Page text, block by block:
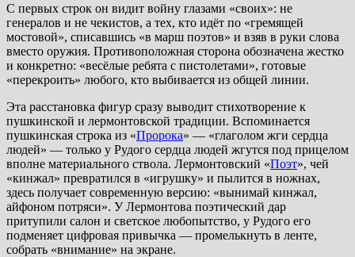
С первых строк он видит войну глазами «своих»: не
генералов и не чекистов, а тех, кто идёт по «гремящей
мостовой», списавшись «в марш поэтов» и взяв в руки слова
вместо оружия. Противоположная сторона обозначена жестко
и конкретно: «весёлые ребята с пистолетами», готовые
«перекроить» любого, кто выбивается из общей линии.
Эта расстановка фигур сразу выводит стихотворение к
пушкинской и лермонтовской традиции. Вспоминается
пушкинская строка из «Пророка» — «глаголом жги сердца
людей» — только у Рудого сердца людей жгутся под прицелом
вполне материального ствола. Лермонтовский «Поэт», чей
«кинжал» превратился в «игрушку» и пылится в ножнах,
здесь получает современную версию: «вынимай кинжал,
айфоном потряси». У Лермонтова поэтический дар
притупили салон и светское любопытство, у Рудого его
подменяет цифровая привычка — промелькнуть в ленте,
собрать «внимание» на экране.